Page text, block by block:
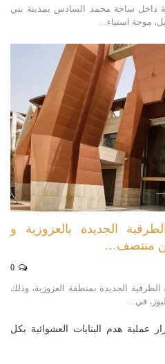
داخل ساحة محمد السادس بمدينة بني
موجة استياء…
الجديدة بالعزوزية و
من منتصف…
الجديدة بمنطقة العزوزية، وذلك
عملية هدم البنايات العشوائية بكل